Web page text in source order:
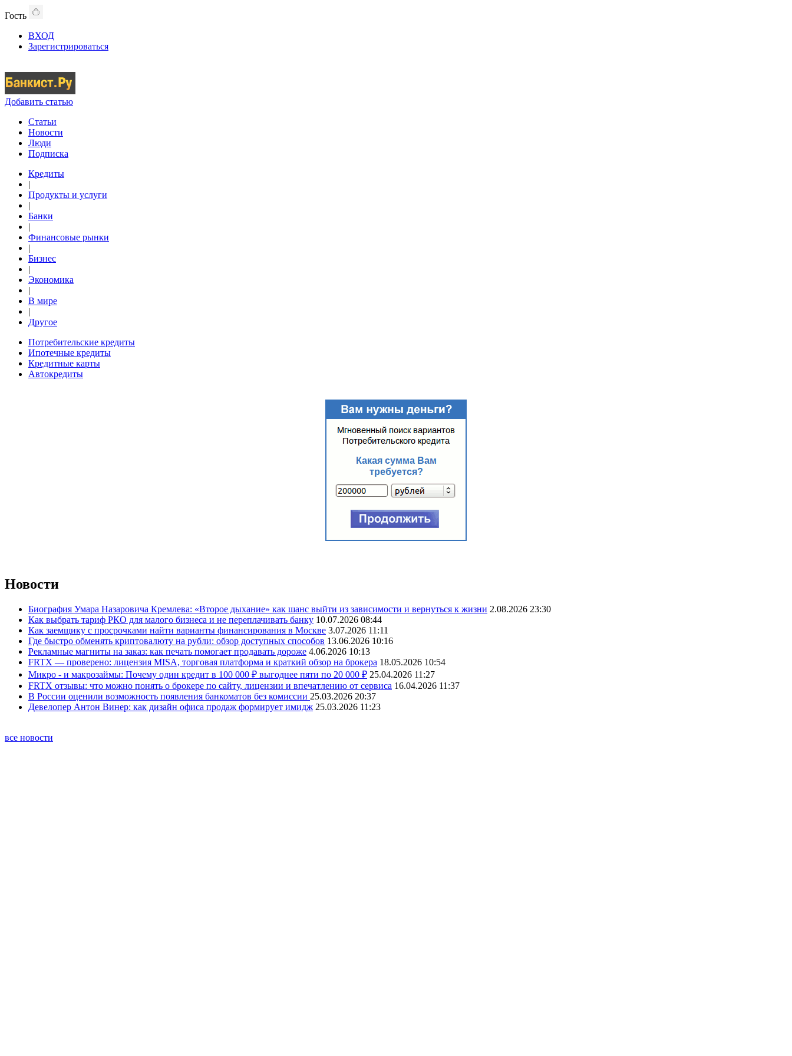
Гость
ВХОД
Зарегистрироваться
Добавить статью
Статьи
Новости
Люди
Подписка
Кредиты
|
Продукты и услуги
|
Банки
|
Финансовые рынки
|
Бизнес
|
Экономика
|
В мире
|
Другое
Потребительские кредиты
Ипотечные кредиты
Кредитные карты
Автокредиты
Новости
Биография Умара Назаровича Кремлева: «Второе дыхание» как шанс выйти из зависимости и вернуться к жизни 2.08.2026 23:30
Как выбрать тариф РКО для малого бизнеса и не переплачивать банку 10.07.2026 08:44
Как заемщику с просрочками найти варианты финансирования в Москве 3.07.2026 11:11
Где быстро обменять криптовалюту на рубли: обзор доступных способов 13.06.2026 10:16
Рекламные магниты на заказ: как печать помогает продавать дороже 4.06.2026 10:13
FRTX — проверено: лицензия MISA, торговая платформа и краткий обзор на брокера 18.05.2026 10:54
Микро - и макрозаймы: Почему один кредит в 100 000 ₽ выгоднее пяти по 20 000 ₽ 25.04.2026 11:27
FRTX отзывы: что можно понять о брокере по сайту, лицензии и впечатлению от сервиса 16.04.2026 11:37
В России оценили возможность появления банкоматов без комиссии 25.03.2026 20:37
Девелопер Антон Винер: как дизайн офиса продаж формирует имидж 25.03.2026 11:23
все новости